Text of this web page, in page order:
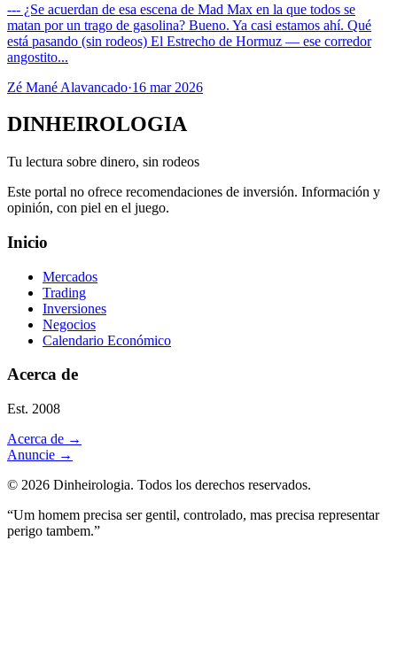
--- ¿Se acuerdan de esa escena de Mad Max en la que todos se
matan por un trago de gasolina? Bueno. Ya casi estamos ahí. Qué
está pasando (sin rodeos) El Estrecho de Hormuz — ese corredor
angostito...
Zé Mané Alavancado·16 mar 2026
DINHEIROLOGIA
Tu lectura sobre dinero, sin rodeos
Este portal no ofrece recomendaciones de inversión. Información y
opinión, con piel en el juego.
Inicio
Mercados
Trading
Inversiones
Negocios
Calendario Económico
Acerca de
Est. 2008
Acerca de →
Anuncie →
© 2026 Dinheirologia. Todos los derechos reservados.
“Um homem precisa ser gentil, controlado, mas precisa representar
perigo tambem.”